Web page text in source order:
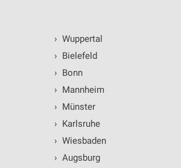
› Wuppertal
› Bielefeld
› Bonn
› Mannheim
› Münster
› Karlsruhe
› Wiesbaden
› Augsburg